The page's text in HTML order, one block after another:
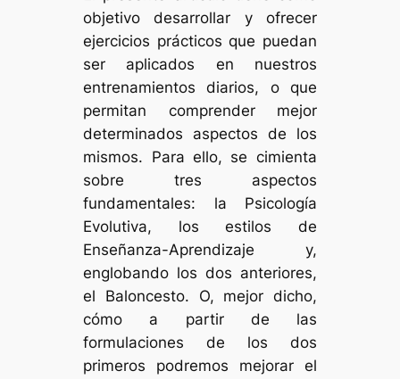
objetivo desarrollar y ofrecer
ejercicios prácticos que puedan
ser aplicados en nuestros
entrenamientos diarios, o que
permitan comprender mejor
determinados aspectos de los
mismos. Para ello, se cimienta
sobre tres aspectos
fundamentales: la Psicología
Evolutiva, los estilos de
Enseñanza-Aprendizaje y,
englobando los dos anteriores,
el Baloncesto. O, mejor dicho,
cómo a partir de las
formulaciones de los dos
primeros podremos mejorar el